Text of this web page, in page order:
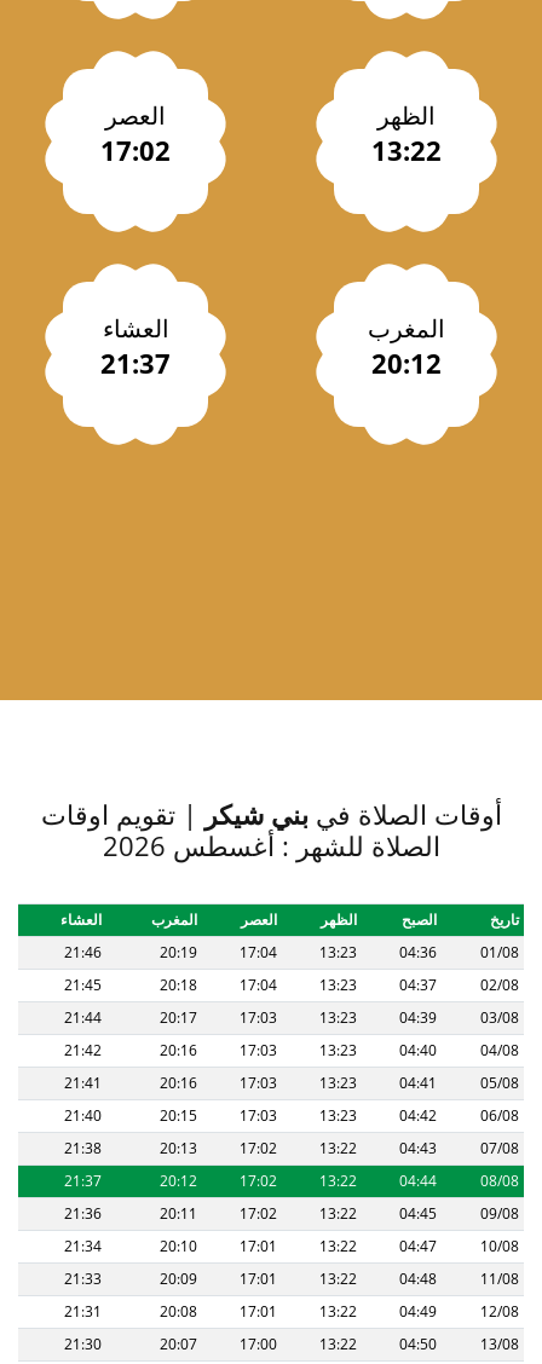
الظهر
13:22
العصر
17:02
المغرب
20:12
العشاء
21:37
أوقات الصلاة فيبني شيكر | تقويم اوقات
الصلاة للشهر : أغسطس 2026
تاريخ الصبح الظهر العصر المغرب
العشاء
01/08
04:36
13:23
17:04
20:19
21:46
02/08
04:37
13:23
17:04
20:18
21:45
03/08
04:39
13:23
17:03
20:17
21:44
04/08
04:40
13:23
17:03
20:16
21:42
05/08
04:41
13:23
17:03
20:16
21:41
06/08
04:42
13:23
17:03
20:15
21:40
07/08
04:43
13:22
17:02
20:13
21:38
08/08
04:44
13:22
17:02
20:12
21:37
09/08
04:45
13:22
17:02
20:11
21:36
10/08
04:47
13:22
17:01
20:10
21:34
11/08
04:48
13:22
17:01
20:09
21:33
12/08
04:49
13:22
17:01
20:08
21:31
13/08
04:50
13:22
17:00
20:07
21:30